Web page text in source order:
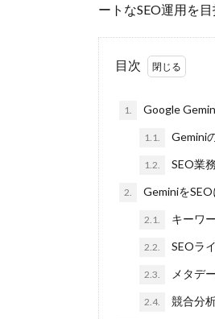
ートなSEO運用を目
目次
1. Google
1.1. Gemini
1.2. SEO業
2. Geminiを
2.1. キーワ
2.2. SEOラ
2.3. メタデ
2.4. 競合分